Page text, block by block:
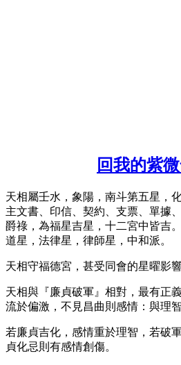
回我的紫
天相屬壬水，象陽，南斗第五星，
主文書、印信、契約、支票、單據
爵祿，為福星吉星，十二宮中皆吉
道星，法律星，律師星，中和派。
天相守福德宮，甚受同會的星曜影
天相與『廉貞破軍』相對，最有正
流於偏激，不見昌曲則感情：與理智
若廉貞吉化，感情重於理智，若破
貞化忌則有感情創傷。